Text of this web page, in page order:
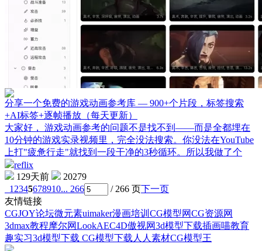
分享一个免费的游戏动画参考库 — 900+个片段，标签搜索
+AI标签+逐帧播放（每天更新）
大家好， 游戏动画参考的问题不是找不到——而是全都埋在
10分钟的游戏实录视频里，完全没法搜索。你没法在YouTube
上打"疲惫行走"就找到一段干净的3秒循环。所以我做了个
reflix
129天前
20279
1 2345678910... 266 / 266 页下一页
友情链接
CGJOY论坛微元素uimaker漫画培训 CG模型网CG资源网
3dmax教程摩尔网LookAEC4D傲视网3d模型下载插画喵教育
趣实习3d模型下载 CG模型下载 人人素材CG模型王